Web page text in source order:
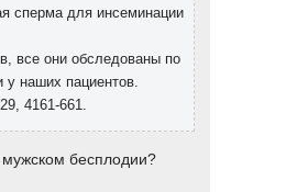
сперма для инсеминации
все они обследованы по
у наших пациентов.
4161-661.
бесплодии?